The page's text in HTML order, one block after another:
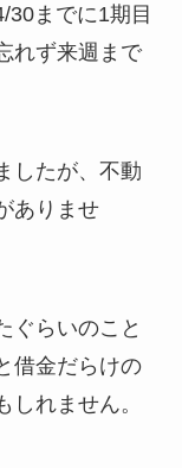
30までに1期目
れず来週まで
したが、不動
ありませ
ぐらいのこと
借金だらけの
れません。